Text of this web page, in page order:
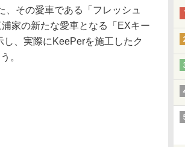
その愛車である「フレッシュ
家の新たな愛車となる「EXキー
、実際にKeePerを施工したク
。